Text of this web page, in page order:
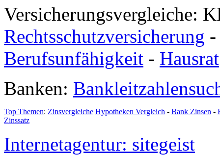
Versicherungsvergleiche:
Rechtsschutzversicherung
Berufsunfähigkeit - Hausrat
Banken:
Top Themen: Zinsvergleiche Hypotheken Vergleich - Bank Zinsen -
Zinssatz
Internetagentur: sitegeist